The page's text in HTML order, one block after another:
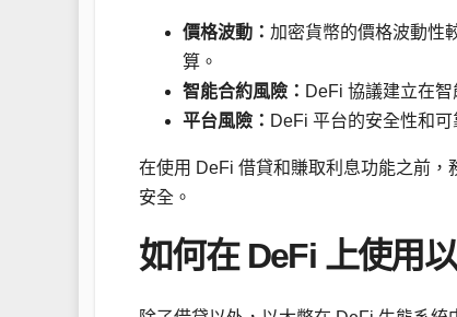
價格波動： 加密貨幣的價格波動性
算。
智能合約風險： DeFi 協議建立在
平台風險： DeFi 平台的安全性和
在使用 DeFi 借貸和賺取利息功能之前
安全。
如何在 DeFi 上使用